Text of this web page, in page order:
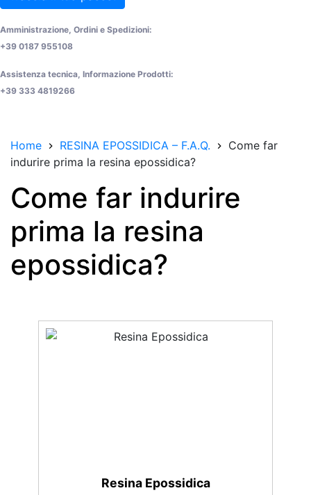
Amministrazione, Ordini e Spedizioni:
+39 0187 955108
Assistenza tecnica, Informazione Prodotti:
+39 333 4819266
Home RESINA EPOSSIDICA – F.A.Q.
Come far
indurire prima la resina epossidica?
Come far indurire
prima la resina
epossidica?
Resina Epossidica